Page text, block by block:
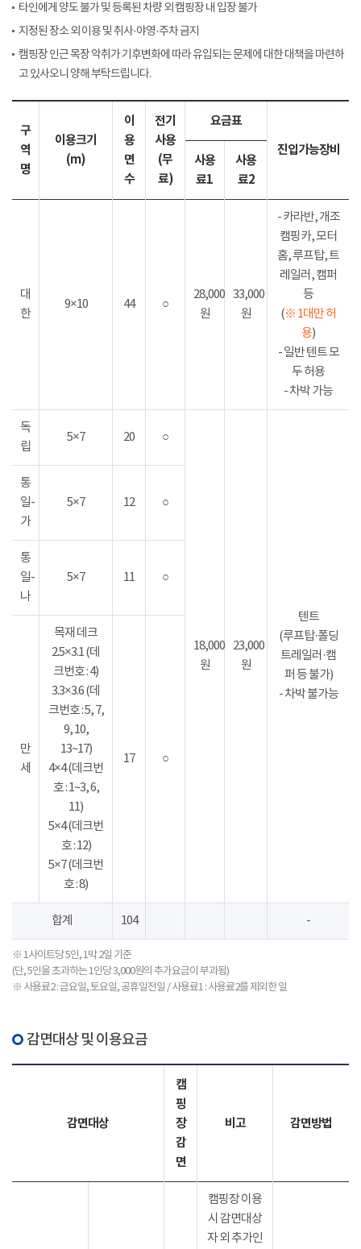
타인에게 양도 불가 및 등록된 차량 외 캠핑장 내 입장 불가
지정된 장소 외 이용 및 취사·야영·주차 금지
캠핑장 인근 목장 악취가 기후변화에 따라 유입되는 문제에 대한 대책을 마련하
고 있사오니 양해 부탁드립니다.
구
역
명
이용크기
(m)
이
용
면
수
전기
사용
(무
료)
요금표
진입가능장비
사용
료1
사용
료2
대
한
9×10 44 ○
28,000
원
33,000
원
- 카라반, 개조
캠핑카, 모터
홈, 루프탑, 트
레일러, 캠퍼
등
(※ 1대만 허
용)
- 일반 텐트 모
두 허용
- 차박 가능
독
립
5×7 20 ○
18,000
원
23,000
원
텐트
(루프탑·폴딩
트레일러·캠
퍼 등 불가)
- 차박 불가능
통
일-
가
5×7 12 ○
통
일-
나
5×7 11 ○
만
세
목재 데크
2.5×3.1 (데
크번호 : 4)
3.3×3.6 (데
크번호 : 5, 7,
9, 10,
13~17)
4×4 (데크번
호 : 1~3, 6,
11)
5×4 (데크번
호 : 12)
5×7 (데크번
호 : 8)
17 ○
합계 104 -
※ 1사이트당 5인, 1박 2일 기준
(단, 5인을 초과하는 1인당 3,000원의 추가요금이 부과됨)
※ 사용료2 : 금요일, 토요일, 공휴일전일 / 사용료1 : 사용료2를 제외한 일
감면대상 및 이용요금
감면대상
캠
핑
장
감
면
비고 감면방법
캠핑장 이용
시 감면대상
자 외 추가인